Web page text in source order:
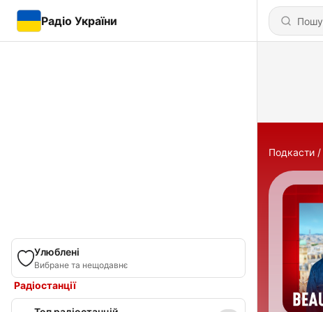
Радіо України
Улюблені
Вибране та нещодавнє
Радіостанції
Подкасти